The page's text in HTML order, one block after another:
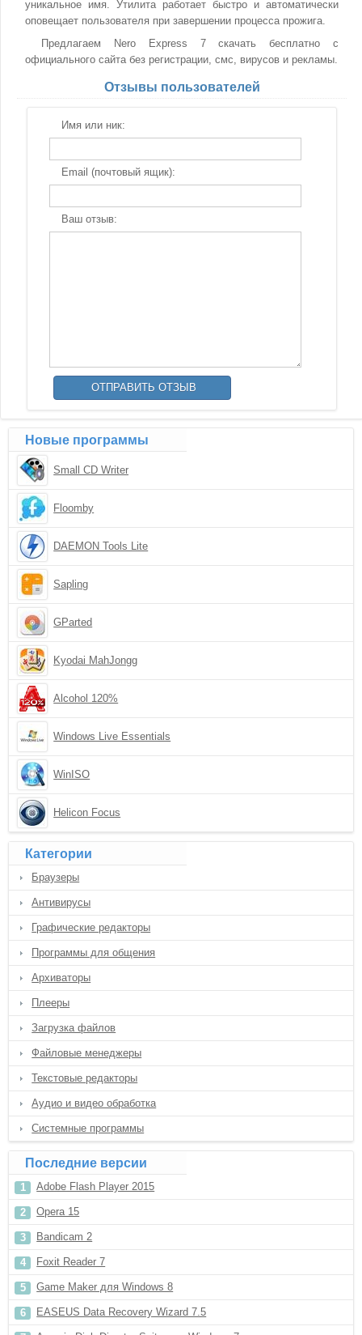
уникальное имя. Утилита работает быстро и автоматически
оповещает пользователя при завершении процесса прожига.
Предлагаем Nero Express 7 скачать бесплатно с
официального сайта без регистрации, смс, вирусов и рекламы.
Отзывы пользователей
Имя или ник:
Email (почтовый ящик):
Ваш отзыв:
Новые программы
Small CD Writer
Floomby
DAEMON Tools Lite
Sapling
GParted
Kyodai MahJongg
Alcohol 120%
Windows Live Essentials
WinISO
Helicon Focus
Категории
Браузеры
Антивирусы
Графические редакторы
Программы для общения
Архиваторы
Плееры
Загрузка файлов
Файловые менеджеры
Текстовые редакторы
Аудио и видео обработка
Системные программы
Последние версии
Adobe Flash Player 2015
Opera 15
Bandicam 2
Foxit Reader 7
Game Maker для Windows 8
EASEUS Data Recovery Wizard 7.5